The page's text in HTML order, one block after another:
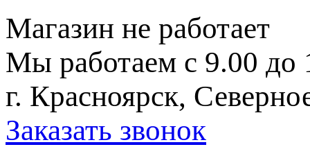
Магазин не работает
Мы работаем с 9.00 до
г. Красноярск,
Заказать звонок